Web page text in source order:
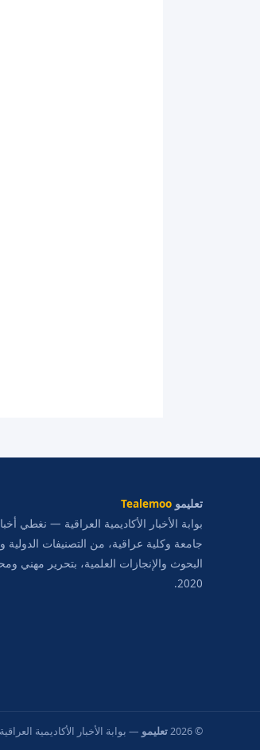
تعليمو Tealemoo
جامعة وكلية عراقية، من التصنيفات الدولية
البحوث والإنجازات العلمية، بتحرير مهني
2020.
© 2026 تعليمو — بوابة الأخبار الأكاديمية